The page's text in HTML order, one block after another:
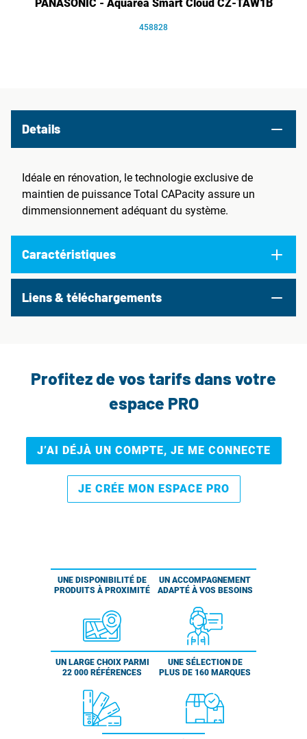
PANASONIC - Aquarea Smart Cloud CZ-TAW1B
458828
Details
Idéale en rénovation, le technologie exclusive de
maintien de puissance Total CAPacity assure un
dimmensionnement adéquant du système.
Caractéristiques
Liens & téléchargements
Profitez de vos tarifs dans votre
espace PRO
J’AI DÉJÀ UN COMPTE, JE ME CONNECTE
JE CRÉE MON ESPACE PRO
UNE DISPONIBILITÉ DE
PRODUITS À PROXIMITÉ
UN ACCOMPAGNEMENT
ADAPTÉ À VOS BESOINS
UN LARGE CHOIX PARMI
22 000 RÉFÉRENCES
UNE SÉLECTION DE
PLUS DE 160 MARQUES